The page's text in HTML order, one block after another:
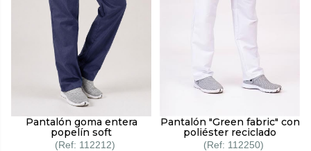
Pantalón goma entera
popelín soft
112212
Pantalón "Green fabric" con
poliéster reciclado
112250